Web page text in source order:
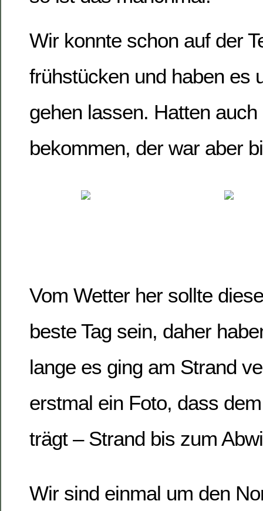
Wir konnte schon auf der
frühstücken und haben es
gehen lassen. Hatten
bekommen, der war aber
Vom Wetter her sollte
beste Tag sein, daher
lange es ging am Strand
erstmal ein Foto, dass
trägt – Strand bis zum
Wir sind einmal um den